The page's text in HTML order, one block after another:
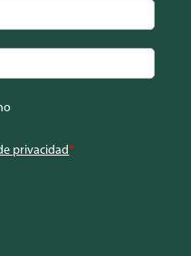
privacidad*